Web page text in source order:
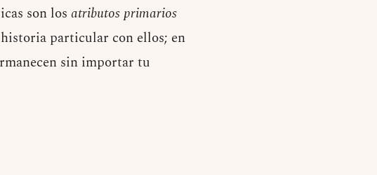
son los atributos primarios
particular con ellos; en
sin importar tu